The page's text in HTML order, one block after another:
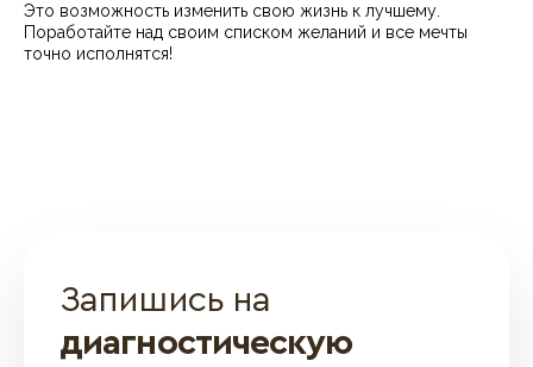
Это возможность изменить свою жизнь к лучшему.
Поработайте над своим списком желаний и все мечты
точно исполнятся!
Запишись на
диагностическую